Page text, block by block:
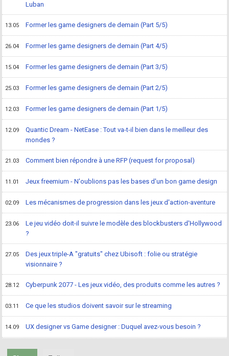
Luban
13.05 Former les game designers de demain (Part 5/5)
26.04 Former les game designers de demain (Part 4/5)
15.04 Former les game designers de demain (Part 3/5)
25.03 Former les game designers de demain (Part 2/5)
12.03 Former les game designers de demain (Part 1/5)
12.09
Quantic Dream - NetEase : Tout va-t-il bien dans le meilleur des
mondes ?
21.03 Comment bien répondre à une RFP (request for proposal)
11.01 Jeux freemium - N'oublions pas les bases d'un bon game design
02.09 Les mécanismes de progression dans les jeux d'action-aventure
23.06
Le jeu vidéo doit-il suivre le modèle des blockbusters d'Hollywood
?
27.05
Des jeux triple-A "gratuits" chez Ubisoft : folie ou stratégie
visionnaire ?
28.12 Cyberpunk 2077 - Les jeux vidéo, des produits comme les autres ?
03.11 Ce que les studios doivent savoir sur le streaming
14.09 UX designer vs Game designer : Duquel avez-vous besoin ?